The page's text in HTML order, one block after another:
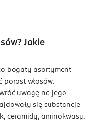
Jakie
bogaty asortyment
porost włosów.
uwagę na jego
się substancje
ceramidy, aminokwasy,